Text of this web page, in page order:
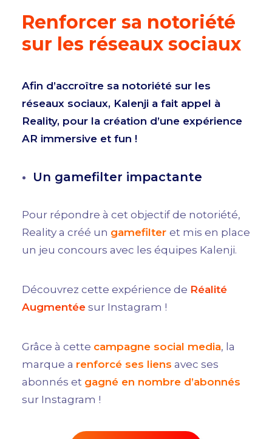
Renforcer sa notoriété
sur les réseaux sociaux
Afin d’accroître sa notoriété sur les
réseaux sociaux, Kalenji a fait appel à
Reality, pour la création d’une expérience
AR immersive et fun !
Un gamefilter impactante
Pour répondre à cet objectif de notoriété,
Reality a créé un gamefilter et mis en place
un jeu concours avec les équipes Kalenji.
Découvrez cette expérience de Réalité
Augmentée sur Instagram !
Grâce à cette campagne social media, la
marque a renforcé ses liens avec ses
abonnés et gagné en nombre d’abonnés
sur Instagram !